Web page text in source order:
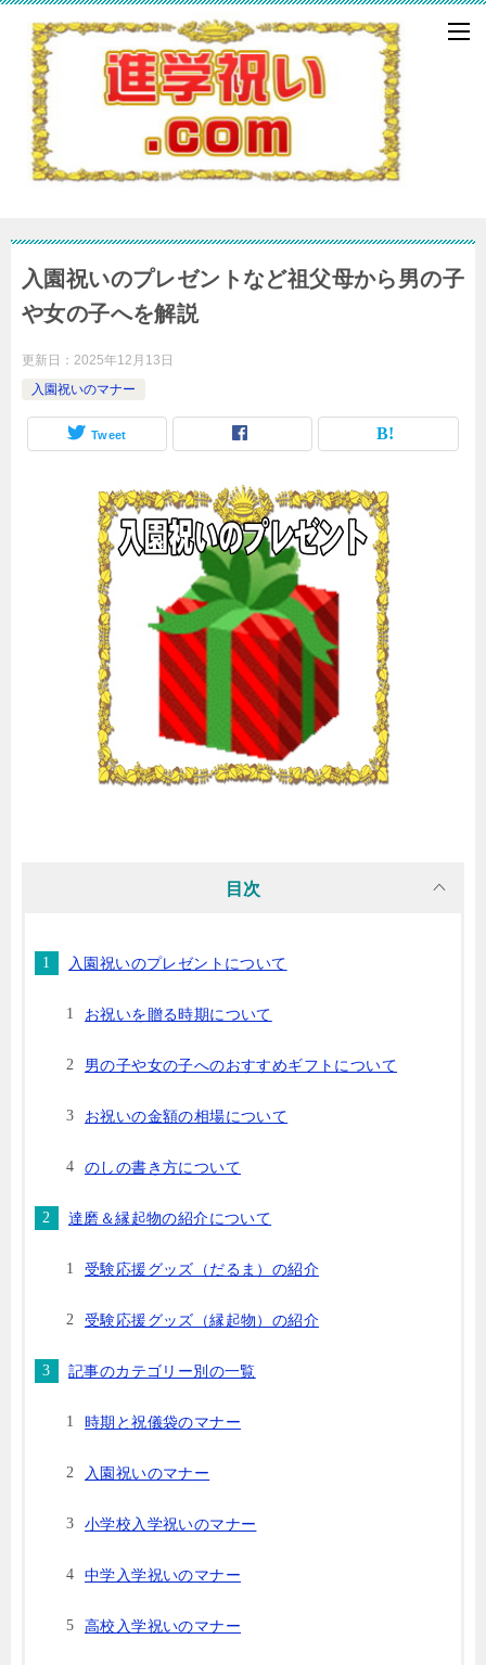
入園祝いのプレゼントなど祖父母から男の子
や女の子へを解説
更新日： 2025年12月13日
入園祝いのマナー
Tweet
目次
入園祝いのプレゼントについて
お祝いを贈る時期について
男の子や女の子へのおすすめギフトについて
お祝いの金額の相場について
のしの書き方について
達磨＆縁起物の紹介について
受験応援グッズ（だるま）の紹介
受験応援グッズ（縁起物）の紹介
記事のカテゴリー別の一覧
時期と祝儀袋のマナー
入園祝いのマナー
小学校入学祝いのマナー
中学入学祝いのマナー
高校入学祝いのマナー